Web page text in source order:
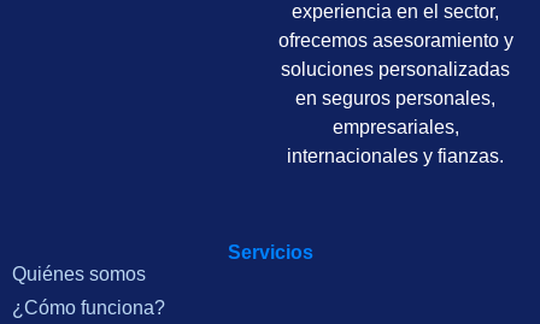
experiencia en el sector,
ofrecemos asesoramiento y
soluciones personalizadas
en seguros personales,
empresariales,
internacionales y fianzas.
Servicios
Quiénes somos
¿Cómo funciona?